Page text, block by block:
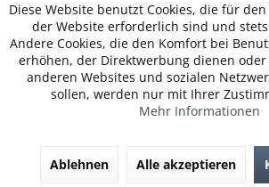
Diese Website benutzt Cookies, die für
der Website erforderlich sind und
Andere Cookies, die den Komfort bei
erhöhen, der Direktwerbung dienen
anderen Websites und sozialen
sollen, werden nur mit Ihrer
Mehr Informationen
Ablehnen Alle akzeptieren